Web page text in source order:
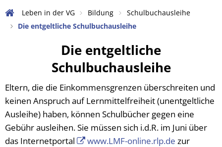
Datenschutz in der VG
Nachrufe
Satzungen und
Stellenangebote
Über die
Bürgerbus
Formulare und
Büchereien und
Kirchen
Soziale Dienste
Blaulicht
Einkaufen
Radfahren
Sehenswürdigkeiten
Freizeit- und Erlebnisbad
Grillhütte in Wöllstein
Weinmajestäten der
Tourist Information und
Veranstaltungskalender
Leben in der VG Bildung
Schulbuchausleihe
Die entgeltliche Schulbuchausleihe
entgeltliche
Schulbuchausleihe
Die entgeltliche
Schulbuchausleihe
Eltern, die die Einkommensgrenzen überschreiten und
keinen Anspruch auf Lernmittelfreiheit (unentgeltliche
Ausleihe) haben, können Schulbücher gegen eine
Gebühr ausleihen. Sie müssen sich i.d.R. im Juni über
das Internetportal
www.LMF-online.rlp.de zur